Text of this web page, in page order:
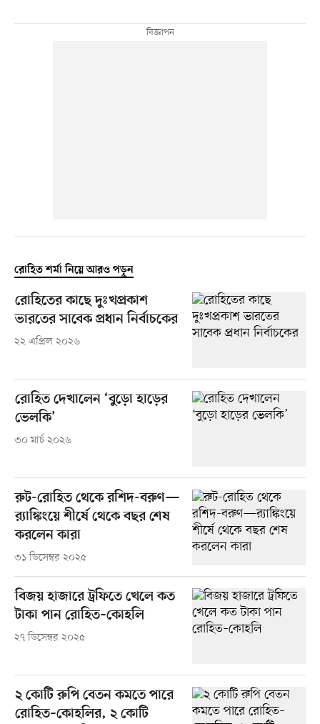
রোহিত শর্মা নিয়ে আরও পড়ুন
রোহিতের কাছে দুঃখপ্রকাশ
ভারতের সাবেক প্রধান নির্বাচকের
২২ এপ্রিল ২০২৬
রোহিত দেখালেন ‘বুড়ো হাড়ের
ভেলকি’
৩০ মার্চ ২০২৬
রুট-রোহিত থেকে রশিদ-বরুণ—
র‌্যাঙ্কিংয়ে শীর্ষে থেকে বছর শেষ
করলেন কারা
৩১ ডিসেম্বর ২০২৫
বিজয় হাজারে ট্রফিতে খেলে কত
টাকা পান রোহিত–কোহলি
২৭ ডিসেম্বর ২০২৫
২ কোটি রুপি বেতন কমতে পারে
রোহিত–কোহলির, ২ কোটি